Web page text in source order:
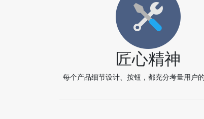
匠心精神
每个产品细节设计、按钮，都充分考量用户